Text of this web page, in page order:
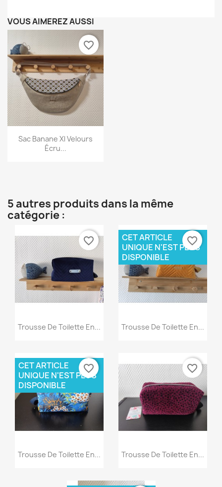
VOUS AIMEREZ AUSSI
Aperçu rapide
Sac Banane Xl Velours
Écru...
favorite_border
5 autres produits dans la même
catégorie :
Aperçu rapide
Trousse De Toilette En...
favorite_border
Aperçu rapide
Trousse De Toilette En...
CET ARTICLE
UNIQUE N'EST PLUS
DISPONIBLE
favorite_border
Aperçu rapide
Trousse De Toilette En...
CET ARTICLE
UNIQUE N'EST PLUS
DISPONIBLE
favorite_border
Aperçu rapide
Trousse De Toilette En...
favorite_border